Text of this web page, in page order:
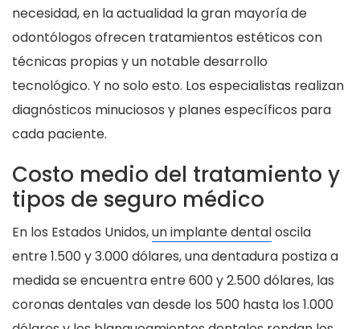
necesidad, en la actualidad la gran mayoría de
odontólogos ofrecen tratamientos estéticos con
técnicas propias y un notable desarrollo
tecnológico. Y no solo esto. Los especialistas realizan
diagnósticos minuciosos y planes específicos para
cada paciente.
Costo medio del tratamiento y
tipos de seguro médico
En los Estados Unidos,un implante dentaloscila
entre 1.500 y 3.000 dólares, una dentadura postiza a
medida se encuentra entre 600 y 2.500 dólares, las
coronas dentales van desde los 500 hasta los 1.000